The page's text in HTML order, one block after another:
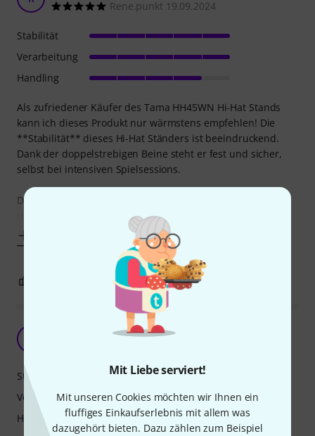
Mit Liebe serviert!
Mit unseren Cookies möchten wir Ihnen ein
fluffiges Einkaufserlebnis mit allem was
dazugehört bieten. Dazu zählen zum Beispiel
Rene.punkt 19.09.2024
Als zufriedener Käufer des Tama HH45WN Hi-Hat Stands
kann ich dieses Produkt nur wärmstens empfehlen! Die
**Stabilität** dieses Hi-Hat Ständers ist beeindruckend.
Dank der doppelstrebigen Beine steht er fest und sicher,
selbst bei intensiven Spielsessions.
Die **Verarbeitung** ist erstklassig. Alle Teile sind robust
und gut verarbeitet, was für eine lange
Stabilität
Verarbeitung
Handling
BEWERTUNG MELDEN
Super Hi Hat Ständer
Stabilität
Verarbeitung
Handling